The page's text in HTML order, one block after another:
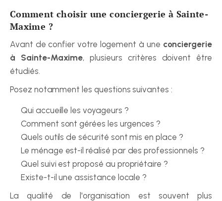
Comment choisir une conciergerie à Sainte-
Maxime ?
Avant de confier votre logement à une conciergerie
à Sainte-Maxime, plusieurs critères doivent être
étudiés.
Posez notamment les questions suivantes :
Qui accueille les voyageurs ?
Comment sont gérées les urgences ?
Quels outils de sécurité sont mis en place ?
Le ménage est-il réalisé par des professionnels ?
Quel suivi est proposé au propriétaire ?
Existe-t-il une assistance locale ?
La qualité de l'organisation est souvent plus